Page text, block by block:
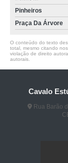
Pinheiros
Praça Da Árvore
O conteúdo do texto
total, mesmo citando
violação de direito
autorais
Cavalo
Rua Barão